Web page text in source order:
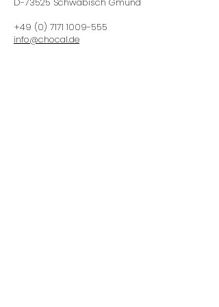
D-73525 Schwäbisch Gmünd
+49 (0) 7171 1009-555
info@chocal.de